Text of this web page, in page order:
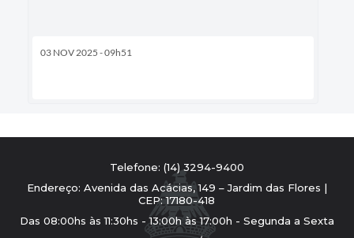
03 NOV 2025 - 09h51
Telefone: (14) 3294-9400
Endereço: Avenida das Acácias, 149 – Jardim das Flores |
CEP: 17180-418
Das 08:00hs às 11:30hs - 13:00h às 17:00h - Segunda a Sexta